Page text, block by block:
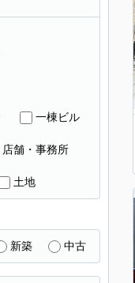
一棟ビル
店舗・事務所
土地
新築 中古